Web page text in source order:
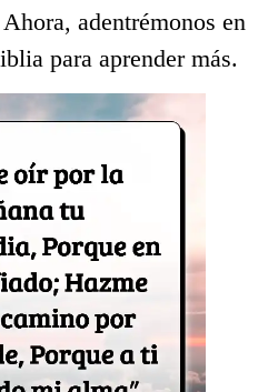
adentrémonos en
para aprender más.